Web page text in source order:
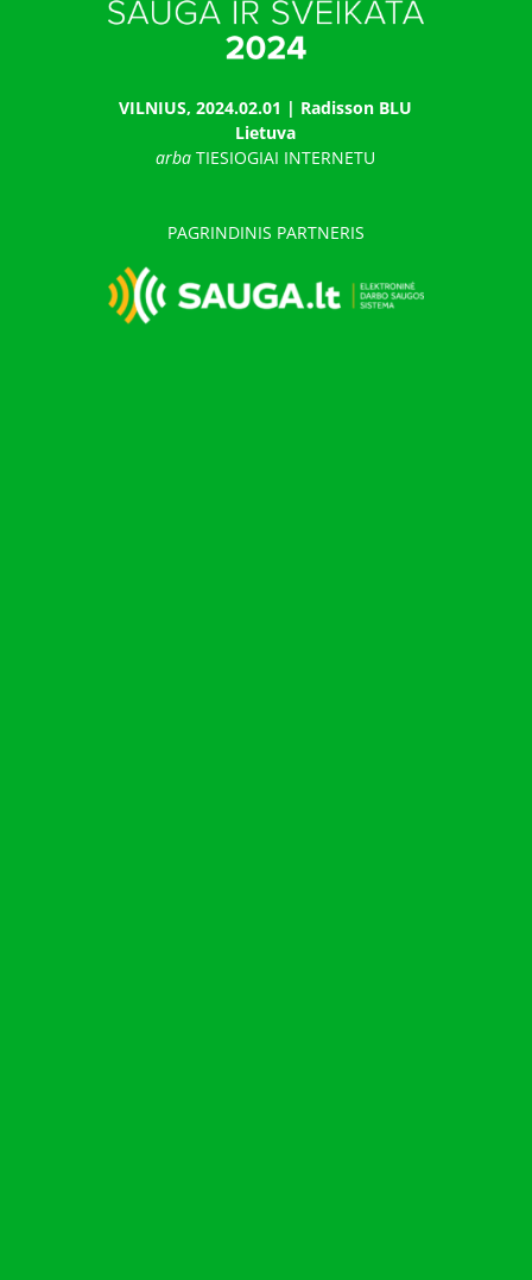
VILNIUS, 2024.02.01 | Radisson BLU
Lietuva
arba TIESIOGIAI INTERNETU
PAGRINDINIS PARTNERIS